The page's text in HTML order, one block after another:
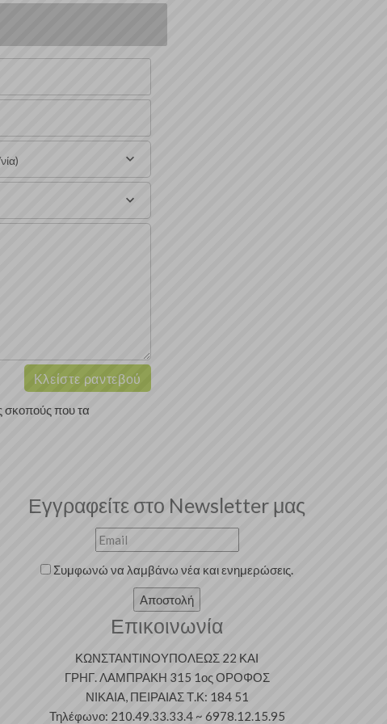
Κλείστε ραντεβού
σκοπούς που τα
Εγγραφείτε στο Newsletter μας
Συμφωνώ να λαμβάνω νέα και ενημερώσεις.
Αποστολή
Επικοινωνία
ΚΩΝΣΤΑΝΤΙΝΟΥΠΟΛΕΩΣ 22 ΚΑΙ
ΓΡΗΓ. ΛΑΜΠΡΑΚΗ 315 1ος ΟΡΟΦΟΣ
ΝΙΚΑΙΑ, ΠΕΙΡΑΙΑΣ Τ.Κ: 184 51
Τηλέφωνο: 210.49.33.33.4 ~ 6978.12.15.95